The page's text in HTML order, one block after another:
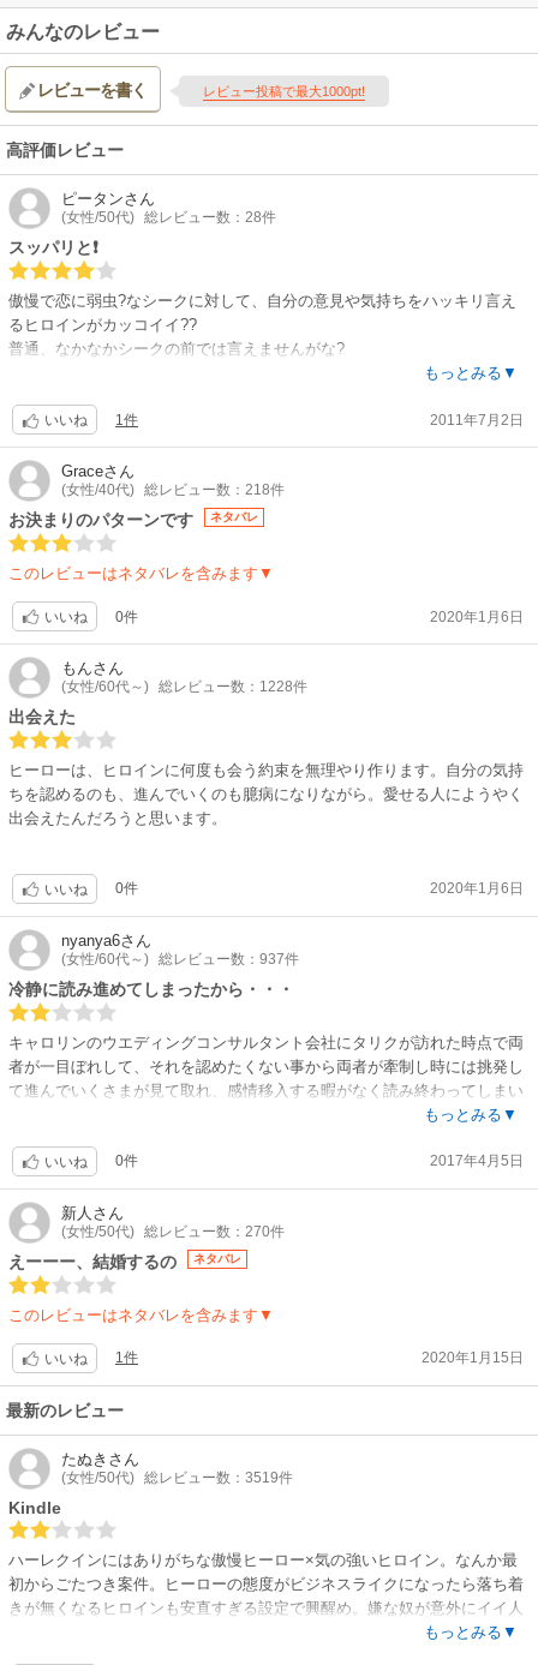
みんなのレビュー
レビューを書く レビュー投稿で最大1000pt!
高評価レビュー
ピータンさん
(女性/50代) 総レビュー数：28件
スッパリと❗
傲慢で恋に弱虫?なシークに対して、自分の意見や気持ちをハッキリ言え
るヒロインがカッコイイ??
普通、なかなかシークの前では言えませんがな?
終盤で、ヒロインの言葉は心に響いて、すごーく気持ちよかった?
その言葉に、シークがかわったんだな(^O^)
この２人は『シークと婚約』にも出てますよ。
書いた人は違うけど?
もっとみる▼
いいね 1件 2011年7月2日
Graceさん
(女性/40代) 総レビュー数：218件
お決まりのパターンです ネタバレ
このレビューはネタバレを含みます▼
いいね 0件 2020年1月6日
もんさん
(女性/60代～) 総レビュー数：1228件
出会えた
ヒーローは、ヒロインに何度も会う約束を無理やり作ります。自分の気持
ちを認めるのも、進んでいくのも臆病になりながら。愛せる人にようやく
出会えたんだろうと思います。
いいね 0件 2020年1月6日
nyanya6さん
(女性/60代～) 総レビュー数：937件
冷静に読み進めてしまったから・・・
キャロリンのウエディングコンサルタント会社にタリクが訪れた時点で両
者が一目ぼれして、それを認めたくない事から両者が牽制し時には挑発し
て進んでいくさまが見て取れ、感情移入する暇がなく読み終わってしまい
ました。タリクは失恋に傷つき妹のヤスミンに八つ当たりするように結婚
と懐の狭い男なのでしょう・・・まるで子供です。
もっとみる▼
いいね 0件 2017年4月5日
新人 さん
(女性/50代) 総レビュー数：270件
えーーー、結婚するの ネタバレ
このレビューはネタバレを含みます▼
いいね 1件 2020年1月15日
最新のレビュー
たぬき さん
(女性/50代) 総レビュー数：3519件
Kindle
ハーレクインにはありがちな傲慢ヒーロー×気の強いヒロイン。なんか最
初からごたつき案件。ヒーローの態度がビジネスライクになったら落ち着
きが無くなるヒロインも安直すぎる設定で興醒め。嫌な奴が意外にイイ人
で評価が上がり、追われなくなって気になる定番パターン。他人のウェデ
もっとみる▼